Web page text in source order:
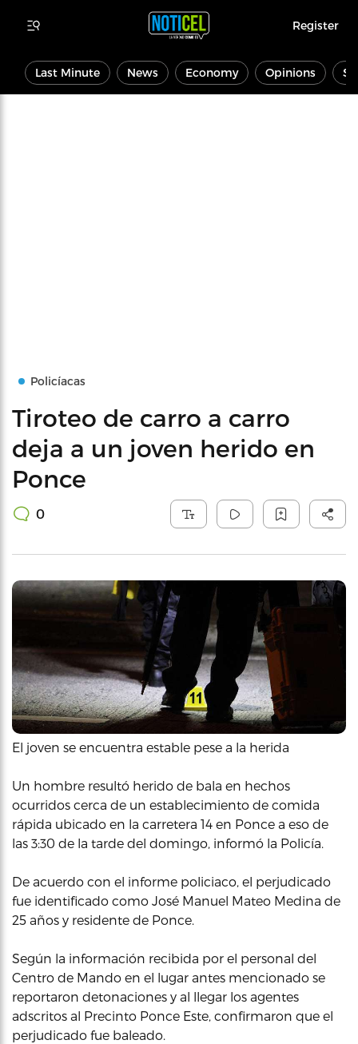
Register
Last Minute News Economy Opinions
Policíacas
Tiroteo de carro a carro
deja a un joven herido en
Ponce
0
El joven se encuentra estable pese a la herida
Un hombre resultó herido de bala en hechos
ocurridos cerca de un establecimiento de comida
rápida ubicado en la carretera 14 en Ponce a eso de
las 3:30 de la tarde del domingo, informó la Policía.
De acuerdo con el informe policiaco, el perjudicado
fue identificado como José Manuel Mateo Medina de
25 años y residente de Ponce.
Según la información recibida por el personal del
Centro de Mando en el lugar antes mencionado se
reportaron detonaciones y al llegar los agentes
adscritos al Precinto Ponce Este, confirmaron que el
perjudicado fue baleado.